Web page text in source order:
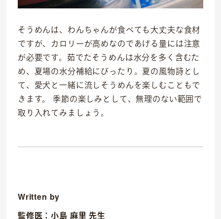
OFFICIAL SNS
そうめんは、わんちゃんが食べても大丈夫な食材
ですが、カロリーが高めなのであげる量には注意
が必要です。茹でたそうめんは水分を多く含むた
め、夏場の水分補給にぴったり。夏の風物詩とし
て、愛犬と一緒に流しそうめんを楽しむこともで
きます。 季節の楽しみとして、無理のない範囲で
取り入れてみましょう。
Written by
監修医：小島 麻里 先生